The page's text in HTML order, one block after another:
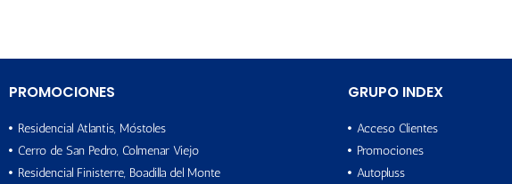
PROMOCIONES
Residencial Atlantis, Móstoles
Cerro de San Pedro, Colmenar Viejo
Residencial Finisterre, Boadilla del Monte
GRUPO INDEX
Acceso Clientes
Promociones
Autopluss